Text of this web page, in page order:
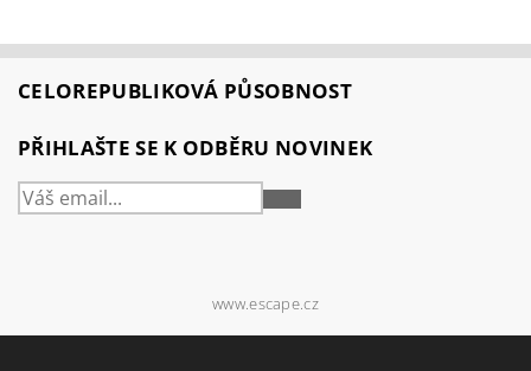
CELOREPUBLIKOVÁ PŮSOBNOST
PŘIHLAŠTE SE K ODBĚRU NOVINEK
PŘIHLÁSIT
www.escape.cz